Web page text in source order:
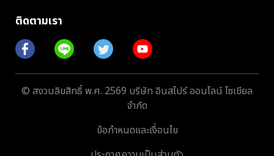
ติดตามเรา
© สงวนลิขสิทธิ์ พ.ศ. 2569 บริษัท อินสไปร์ ออนไลน์ โซเชียล
จำกัด
ข้อกำหนดและเงื่อนไข